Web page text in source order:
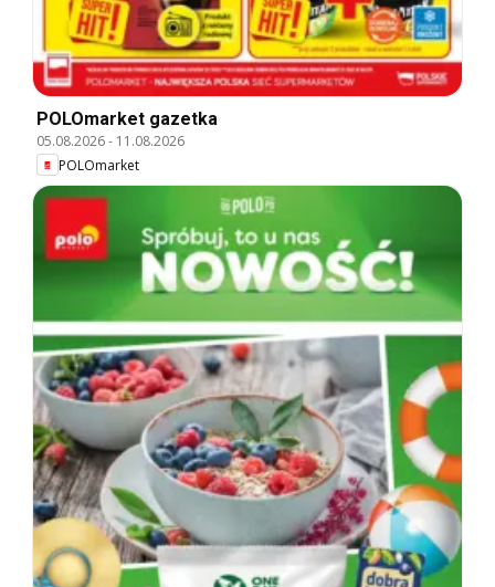
POLOmarket gazetka
05.08.2026- 11.08.2026
POLOmarket